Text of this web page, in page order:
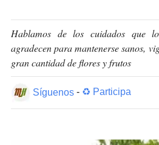
Hablamos de los cuidados que
agradecen para mantenerse sanos,
gran cantidad de flores y frutos
Síguenos- ♻ Participa